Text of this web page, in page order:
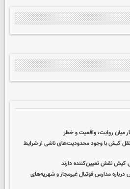
میان روایت، واقعیت و خطر
کیش با وجود محدودیت‌های ناشی از شرایط
کیش نقش تعیین‌کننده دارند
مدارس فوتبال غیرمجاز و شهریه‌های